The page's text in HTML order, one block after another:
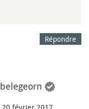
Répondre
belegeorn